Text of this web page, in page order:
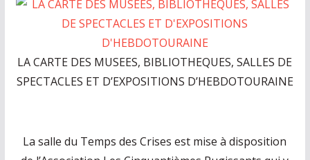
LA CARTE DES MUSEES, BIBLIOTHEQUES, SALLES DE
SPECTACLES ET D’EXPOSITIONS D’HEBDOTOURAINE
La salle du Temps des Crises est mise à disposition